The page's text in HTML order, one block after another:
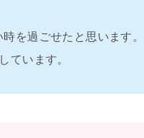
を過ごせたと思います。
ています。